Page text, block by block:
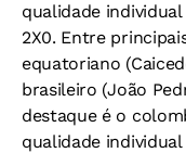
qualidade
2X0. Entre
equatoriano
brasileiro (João
destaque é o
qualidade